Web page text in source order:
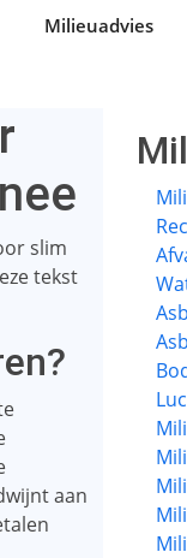
Milieuadvies
slim
tekst
aan